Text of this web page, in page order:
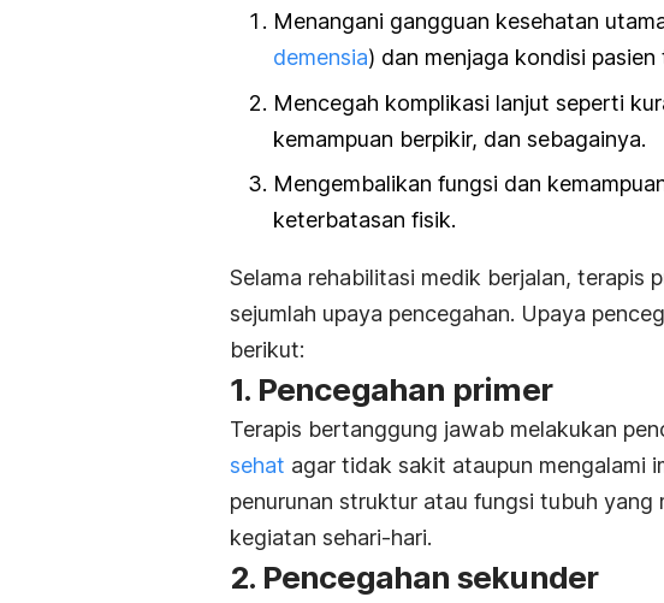
Menangani gangguan kesehatan
demensia) dan menjaga kondisi
Mencegah komplikasi lanjut seperti
kemampuan berpikir, dan sebagainya.
Mengembalikan fungsi dan
keterbatasan fisik.
Selama rehabilitasi medik berjalan, terapis
sejumlah upaya pencegahan. Upaya
berikut:
1. Pencegahan primer
Terapis bertanggung jawab melakukan
sehat agar tidak sakit ataupun mengalami
penurunan struktur atau fungsi tubuh yang
kegiatan sehari-hari.
2. Pencegahan sekunder